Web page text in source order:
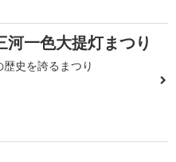
河一色大提灯まつり
史を誇るまつり